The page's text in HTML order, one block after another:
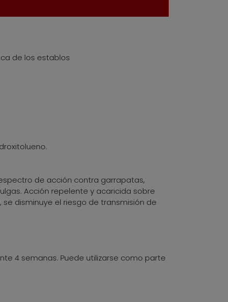
de los establos
de acción contra garrapatas,
Acción repelente y acaricida sobre
disminuye el riesgo de transmisión de
4 semanas. Puede utilizarse como parte